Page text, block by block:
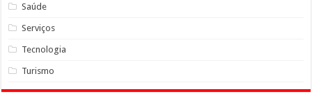
Saúde
Serviços
Tecnologia
Turismo